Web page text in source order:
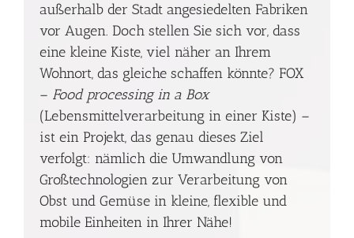
außerhalb der Stadt angesiedelten Fabriken
vor Augen. Doch stellen Sie sich vor, dass
eine kleine Kiste, viel näher an Ihrem
Wohnort, das gleiche schaffen könnte? FOX
– Food processing in a Box
(Lebensmittelverarbeitung in einer Kiste) –
ist ein Projekt, das genau dieses Ziel
verfolgt: nämlich die Umwandlung von
Großtechnologien zur Verarbeitung von
Obst und Gemüse in kleine, flexible und
mobile Einheiten in Ihrer Nähe!